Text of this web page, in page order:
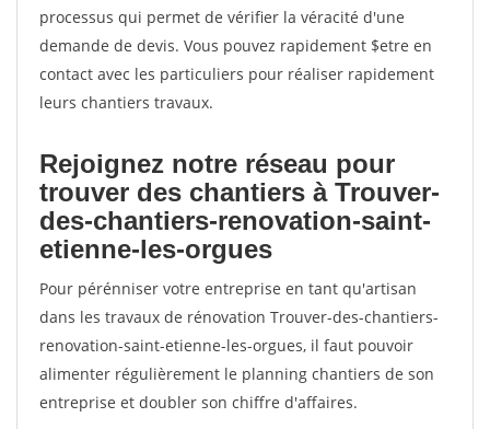
processus qui permet de vérifier la véracité d'une
demande de devis. Vous pouvez rapidement $etre en
contact avec les particuliers pour réaliser rapidement
leurs chantiers travaux.
Rejoignez notre réseau pour
trouver des chantiers à Trouver-
des-chantiers-renovation-saint-
etienne-les-orgues
Pour pérénniser votre entreprise en tant qu'artisan
dans les travaux de rénovation Trouver-des-chantiers-
renovation-saint-etienne-les-orgues, il faut pouvoir
alimenter régulièrement le planning chantiers de son
entreprise et doubler son chiffre d'affaires.